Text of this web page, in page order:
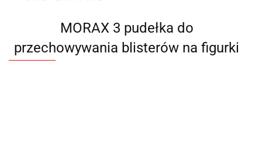
MORAX 3 pudełka do
przechowywania blisterów na figurki